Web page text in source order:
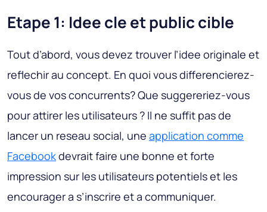
Etape 1: Idee cle et public cible
Tout d’abord, vous devez trouver l’idee originale et
reflechir au concept. En quoi vous differencierez-
vous de vos concurrents? Que suggereriez-vous
pour attirer les utilisateurs ? Il ne suffit pas de
lancer un reseau social, une application comme
Facebookdevrait faire une bonne et forte
impression sur les utilisateurs potentiels et les
encourager a s’inscrire et a communiquer.